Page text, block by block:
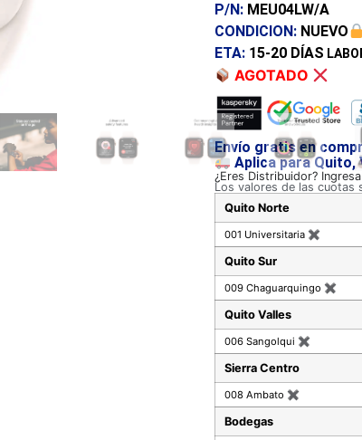
P/N: MEU04LW/A
CONDICION: NUEVO
ETA: 15-20 DÍAS
AGOTADO
Envío gratis en
Aplica para Quito,
¿Eres Distribuidor?
Los valores de las cuotas
Quito Norte
001 Universitaria ✖
Quito Sur
009 Chaguarquingo ✖
Quito Valles
006 Sangolqui ✖
Sierra Centro
008 Ambato ✖
Bodegas